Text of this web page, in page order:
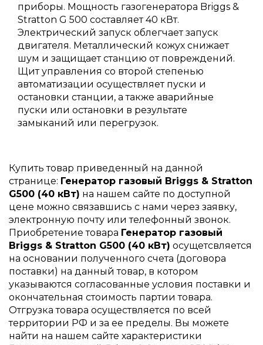
приборы. Мощность газогенератора Briggs &
Stratton G 500 составляет 40 кВт.
Электрический запуск облегчает запуск
двигателя. Металлический кожух снижает
шум и защищает станцию от повреждений.
Щит управления со второй степенью
автоматизации осуществляет пуски и
остановки станции, а также аварийные
пуски или остановки в результате
замыканий или перегрузок.
Купить товар приведенный на данной
странице: Генератор газовый Briggs & Stratton
G500 (40 кВт) на нашем сайте по доступной
цене можно связавшись с нами через заявку,
электронную почту или телефонный звонок.
Приобретение товара Генератор газовый
Briggs & Stratton G500 (40 кВт) осущетсвляется
на основании полученного счета (договора
поставки) на данный товар, в котором
указываются согласованные условия поставки и
окончательная стоимость партии товара.
Отгрузка товара осуществляется по всей
территории РФ и за ее пределы. Вы можете
найти на нашем сайте характеристики